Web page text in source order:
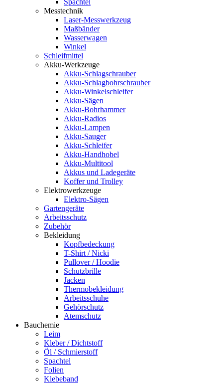
Spachtel
Messtechnik
Laser-Messwerkzeug
Maßbänder
Wasserwagen
Winkel
Schleifmittel
Akku-Werkzeuge
Akku-Schlagschrauber
Akku-Schlagbohrschrauber
Akku-Winkelschleifer
Akku-Sägen
Akku-Bohrhammer
Akku-Radios
Akku-Lampen
Akku-Sauger
Akku-Schleifer
Akku-Handhobel
Akku-Multitool
Akkus und Ladegeräte
Koffer und Trolley
Elektrowerkzeuge
Elektro-Sägen
Gartengeräte
Arbeitsschutz
Zubehör
Bekleidung
Kopfbedeckung
T-Shirt / Nicki
Pullover / Hoodie
Schutzbrille
Jacken
Thermobekleidung
Arbeitsschuhe
Gehörschutz
Atemschutz
Bauchemie
Leim
Kleber / Dichtstoff
Öl / Schmierstoff
Spachtel
Folien
Klebeband